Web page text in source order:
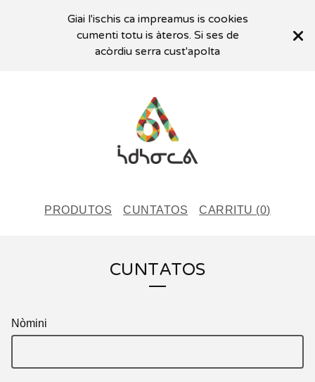
Giai l'ischis ca impreamus is cookies
cumenti totu is àteros. Si ses de
acòrdiu serra cust'apolta
PRODUTOS CUNTATOS CARRITU (0)
CUNTATOS
Nòmini